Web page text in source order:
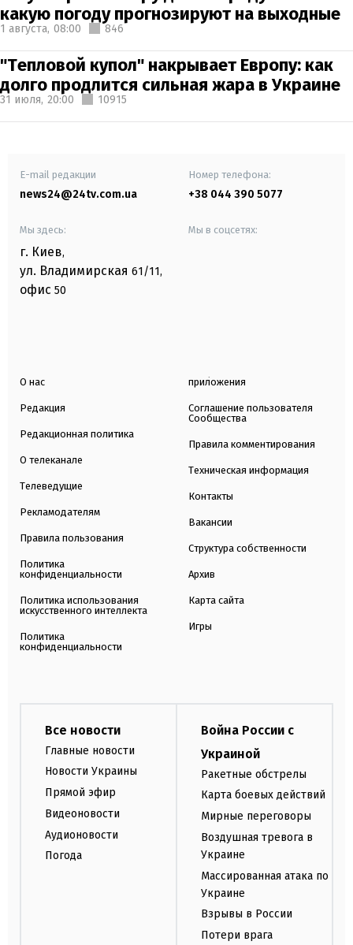
какую погоду прогнозируют на выходные
1 августа, 08:00 846
"Тепловой купол" накрывает Европу: как
долго продлится сильная жара в Украине
31 июля, 20:00 10915
E-mail редакции
news24@24tv.com.ua
Номер телефона:
+38 044 390 5077
Мы здесь:
г. Киев,
ул. Владимирская 61/11,
офис 50
Мы в соцсетях:
О нас
Редакция
Редакционная политика
О телеканале
Телеведущие
Рекламодателям
Правила пользования
Политика
конфиденциальности
Политика использования
искусственного интеллекта
Политика
конфиденциальности
приложения
Соглашение пользователя
Сообщества
Правила комментирования
Техническая информация
Контакты
Вакансии
Структура собственности
Архив
Карта сайта
Игры
Все новости
Главные новости
Новости Украины
Прямой эфир
Видеоновости
Аудионовости
Погода
Война России с
Украиной
Ракетные обстрелы
Карта боевых действий
Мирные переговоры
Воздушная тревога в
Украине
Массированная атака по
Украине
Взрывы в России
Потери врага